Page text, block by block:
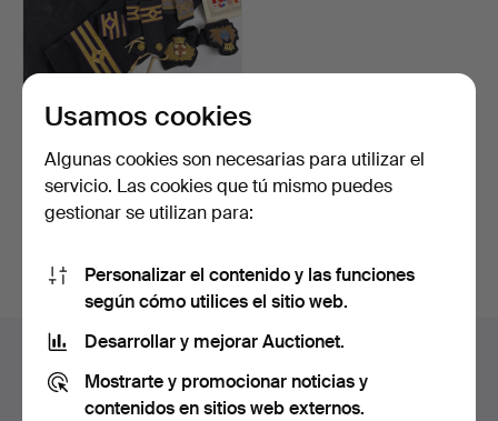
MILITARIA, INSIGNIAS Y
Subastado 10 feb 2026
7 pujas
62 USD
Suscribir búsqueda
Archivo de subastas
Estás buscando en el archivo de subastas concluidas.
Usamos cookies
Algunas cookies son necesarias para utilizar el
servicio. Las cookies que tú mismo puedes
gestionar se utilizan para:
Personalizar el contenido y las funciones
según cómo utilices el sitio web.
Desarrollar y mejorar Auctionet.
Mostrarte y promocionar noticias y
contenidos en sitios web externos.